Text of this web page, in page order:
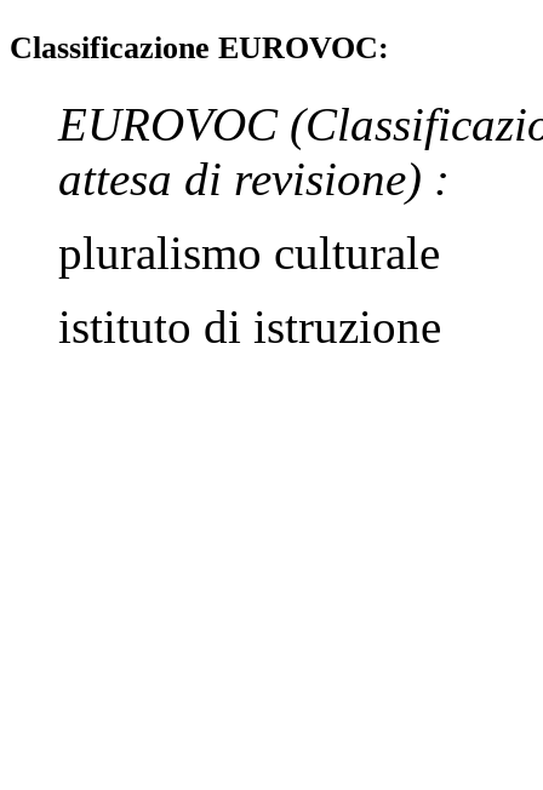
Classificazione EUROVOC:
EUROVOC
attesa di revisione) :
pluralismo culturale
istituto di istruzione